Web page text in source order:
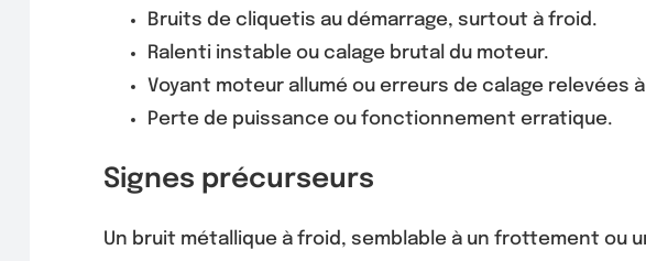
Bruits de cliquetis au démarrage, surtout à froid.
Ralenti instable ou calage brutal du moteur.
Voyant moteur allumé ou erreurs de calage relevées
Perte de puissance ou fonctionnement erratique.
Signes précurseurs
Un bruit métallique à froid, semblable à un frottement ou